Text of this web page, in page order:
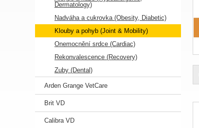
Dermatology)
Nadváha a cukrovka (Obesity, Diabetic)
Klouby a pohyb (Joint & Mobility)
Onemocnění srdce (Cardiac)
Rekonvalescence (Recovery)
Zuby (Dental)
Arden Grange VetCare
Brit VD
Calibra VD